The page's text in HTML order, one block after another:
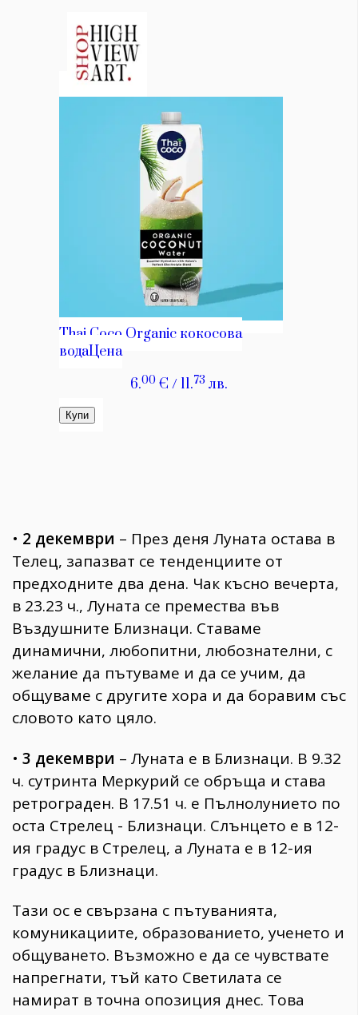
• 2 декември – През деня Луната остава в
Телец, запазват се тенденциите от
предходните два дена. Чак късно вечерта,
в 23.23 ч., Луната се премества във
Въздушните Близнаци. Ставаме
динамични, любопитни, любознателни, с
желание да пътуваме и да се учим, да
общуваме с другите хора и да боравим със
словото като цяло.
• 3 декември – Луната е в Близнаци. В 9.32
ч. сутринта Меркурий се обръща и става
ретрограден. В 17.51 ч. е Пълнолунието по
оста Стрелец - Близнаци. Слънцето е в 12-
ия градус в Стрелец, а Луната е в 12-ия
градус в Близнаци.
Тази ос е свързана с пътуванията,
комуникациите, образованието, ученето и
общуването. Възможно е да се чувствате
напрегнати, тъй като Светилата се
намират в точна опозиция днес. Това